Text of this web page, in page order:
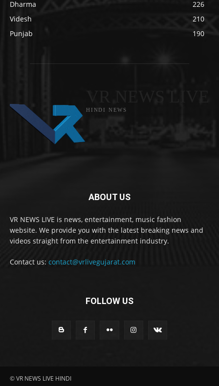
Dharma
226
Videsh
210
Punjab
190
HINDI NEWS
ABOUT US
VR NEWS LIVE is news, entertainment, music fashion
website. We provide you with the latest breaking news and
videos straight from the entertainment industry.
Contact us: contact@vrlivegujarat.com
FOLLOW US
© VR NEWS LIVE HINDI